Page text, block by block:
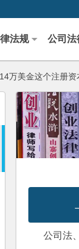
法规 公司法
万美金这个注册资
公司法